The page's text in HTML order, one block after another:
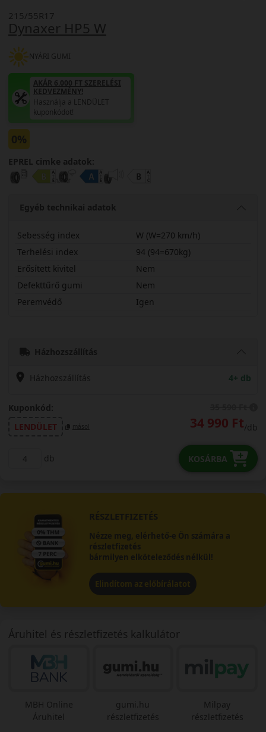
Dynaxer HP5 W
215/55R17
NYÁRI GUMI
AKÁR 6.000 FT SZERELÉSI
KEDVEZMÉNY!
Használja a LENDÜLET
kuponkódot!
0%
EPREL cimke adatok:
Egyéb technikai adatok
Sebesség index
W (W=270 km/h)
Terhelési index
94 (94=670kg)
Erősített kivitel
Nem
Defekttűrő gumi
Nem
Peremvédő
Igen
Házhozszállítás
Házhozszállítás 4+ db
Kuponkód:
LENDÜLET
másol 34 990 Ft/db
db KOSÁRBA
RÉSZLETFIZETÉS
Nézze meg, elérhető-e Ön számára a
részletfizetés
bármilyen elköteleződés nélkül!
Elindítom az előbírálatot
Áruhitel és részletfizetés kalkulátor
MBH Online
Áruhitel
gumi.hu
részletfizetés
Milpay
részletfizetés